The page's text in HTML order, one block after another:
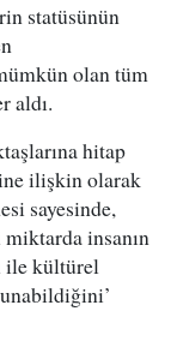
statüsünün
olan tüm
aldı.
hitap
ilişkin olarak
sayesinde,
insanın
ile kültürel